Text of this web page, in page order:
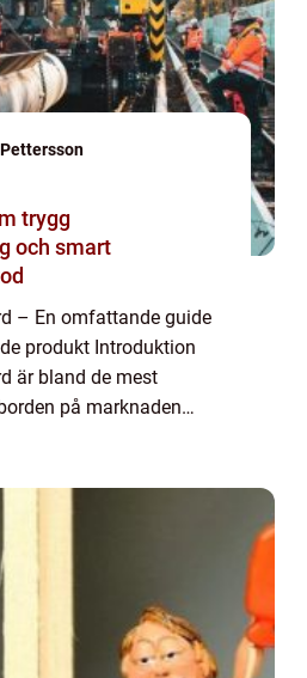
trygg
och smart
– En omfattande guide
produkt Introduktion
är bland de mest
på marknaden